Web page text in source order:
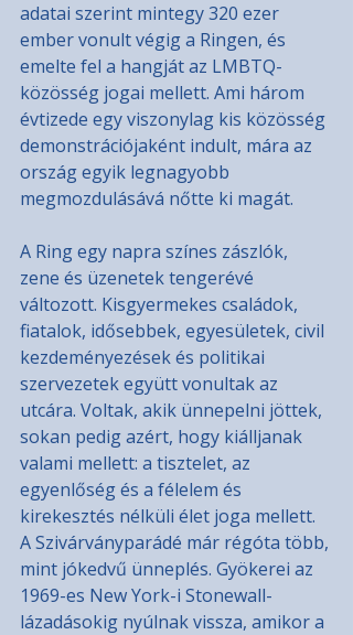
adatai szerint mintegy 320 ezer
ember vonult végig a Ringen, és
emelte fel a hangját az LMBTQ-
közösség jogai mellett. Ami három
évtizede egy viszonylag kis közösség
demonstrációjaként indult, mára az
ország egyik legnagyobb
megmozdulásává nőtte ki magát.
A Ring egy napra színes zászlók,
zene és üzenetek tengerévé
változott. Kisgyermekes családok,
fiatalok, idősebbek, egyesületek, civil
kezdeményezések és politikai
szervezetek együtt vonultak az
utcára. Voltak, akik ünnepelni jöttek,
sokan pedig azért, hogy kiálljanak
valami mellett: a tisztelet, az
egyenlőség és a félelem és
kirekesztés nélküli élet joga mellett.
A Szivárványparádé már régóta több,
mint jókedvű ünneplés. Gyökerei az
1969-es New York-i Stonewall-
lázadásokig nyúlnak vissza, amikor a